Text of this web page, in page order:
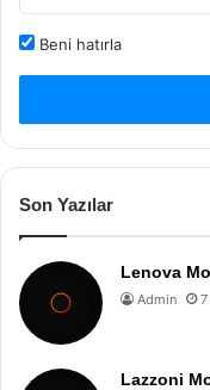
Beni hatırla
Son Yazılar
Lenova
Admin
Lazzoni